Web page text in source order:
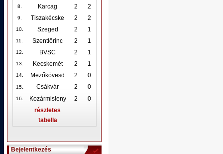
8. Karcag 2 2
9. Tiszakécske 2 2
10. Szeged 2 1
11. Szentlőrinc 2 1
12. BVSC 2 1
13. Kecskemét 2 1
14. Mezőkövesd 2 0
15. Csákvár 2 0
16. Kozármisleny 2
0
részletes
tabella
Bejelentkezés